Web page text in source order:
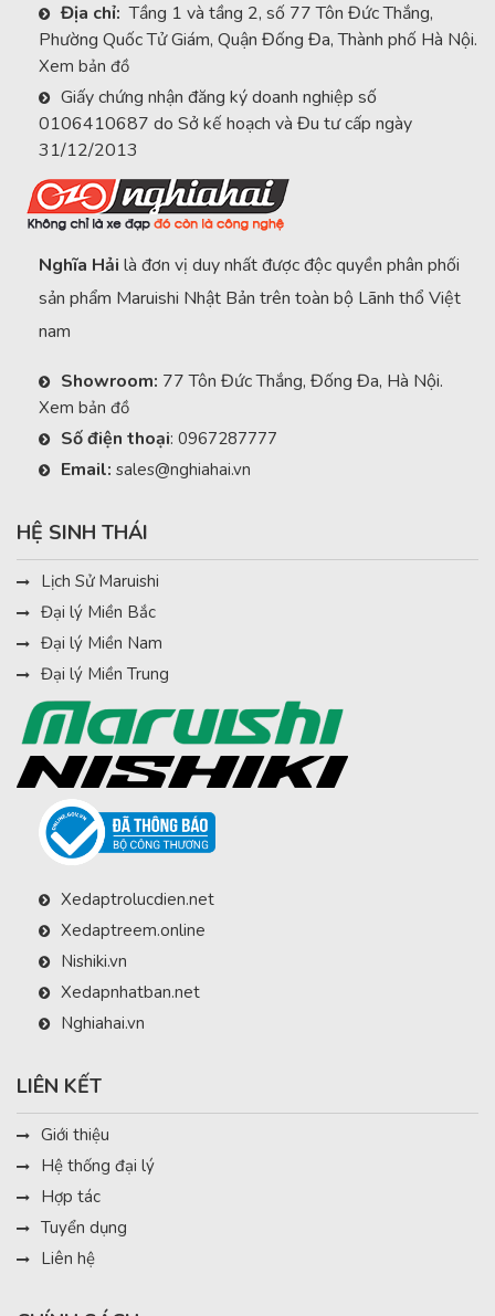
Địa chỉ: Tầng 1 và tầng 2, số 77 Tôn Đức Thắng,
Phường Quốc Tử Giám, Quận Đống Đa, Thành phố Hà Nội.
Xem bản đồ
Giấy chứng nhận đăng ký doanh nghiệp số
0106410687 do Sở kế hoạch và Đu tư cấp ngày
31/12/2013
Nghĩa Hải là đơn vị duy nhất được độc quyền phân phối
sản phẩm Maruishi Nhật Bản trên toàn bộ Lãnh thổ Việt
nam
Showroom: 77 Tôn Đức Thắng, Đống Đa, Hà Nội.
Xem bản đồ
Số điện thoại: 0967287777
Email: sales@nghiahai.vn
HỆ SINH THÁI
Lịch Sử Maruishi
Đại lý Miền Bắc
Đại lý Miền Nam
Đại lý Miền Trung
Xedaptrolucdien.net
Xedaptreem.online
Nishiki.vn
Xedapnhatban.net
Nghiahai.vn
LIÊN KẾT
Giới thiệu
Hệ thống đại lý
Hợp tác
Tuyển dụng
Liên hệ